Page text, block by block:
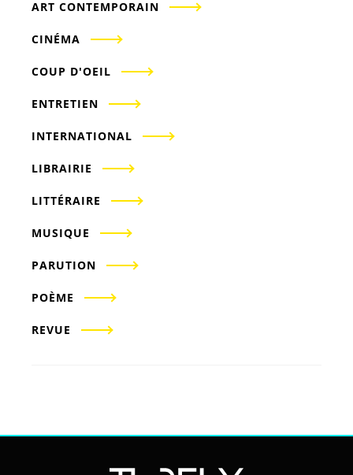
ART CONTEMPORAIN
CINÉMA
COUP D'OEIL
ENTRETIEN
INTERNATIONAL
LIBRAIRIE
LITTÉRAIRE
MUSIQUE
PARUTION
POÈME
REVUE